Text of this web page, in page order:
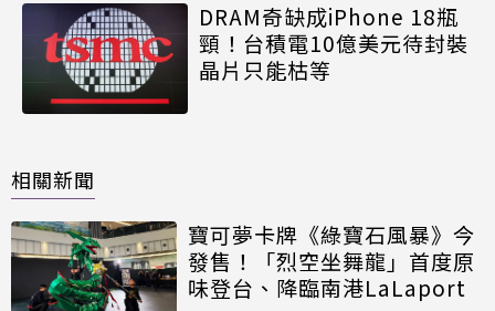
DRAM奇缺成iPhone 18瓶
頸！台積電10億美元待封裝
晶片只能枯等
相關新聞
寶可夢卡牌《綠寶石風暴》今
發售！「烈空坐舞龍」首度原
味登台、降臨南港LaLaport